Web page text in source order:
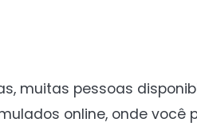
muitas pessoas
online, onde você